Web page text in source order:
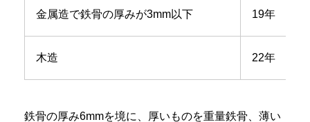
金属造で鉄骨の厚みが3mm以下 19年
木造 22年
鉄骨の厚み6mmを境に、厚いものを重量鉄骨、薄い